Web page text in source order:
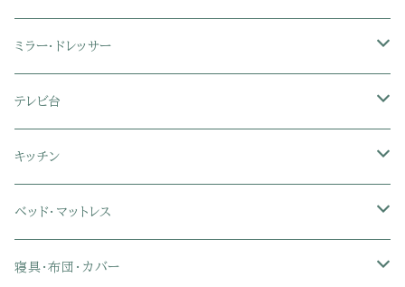
3人掛けソファ
フロアソファ・ローソファ
ソファベッド
カウチソファ・コーナーソファ
リクライニングソファ
2人掛け座椅子
リクライニング座椅子
肘付き座椅子
座椅子カバー
ポケットコイル座椅子
カラーボックス
本棚・書棚
衣類・タンス・チェスト
ハンガーラック
ラック・シェルフ
ミラー・ドレッサー
ドレッサー・鏡台
ミラー・スタンドミラー
テレビ台
壁面収納・ハイタイプテレビ台
ミドルタイプテレビ台
ロータイプテレビ台
キッチン
食器棚・キッチンボード
レンジ台
ベッド・マットレス
ローベッド
寝具・布団・カバー